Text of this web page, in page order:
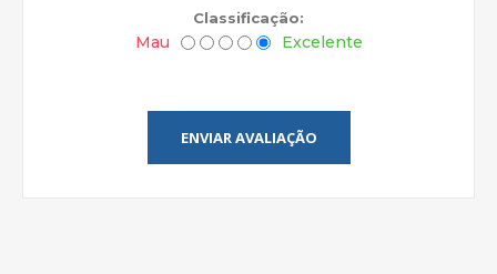
Classificação:
Mau Excelente
ENVIAR AVALIAÇÃO